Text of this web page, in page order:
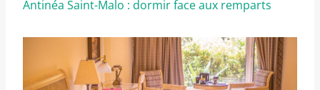
Antinéa Saint-Malo : dormir face aux remparts